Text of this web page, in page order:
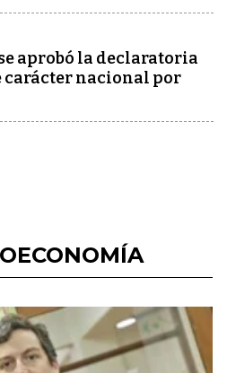
aprobó la declaratoria
carácter nacional por